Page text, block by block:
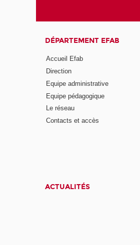
DÉPARTEMENT EFAB
Accueil Efab
Direction
Equipe administrative
Equipe pédagogique
Le réseau
Contacts et accès
ACTUALITÉS